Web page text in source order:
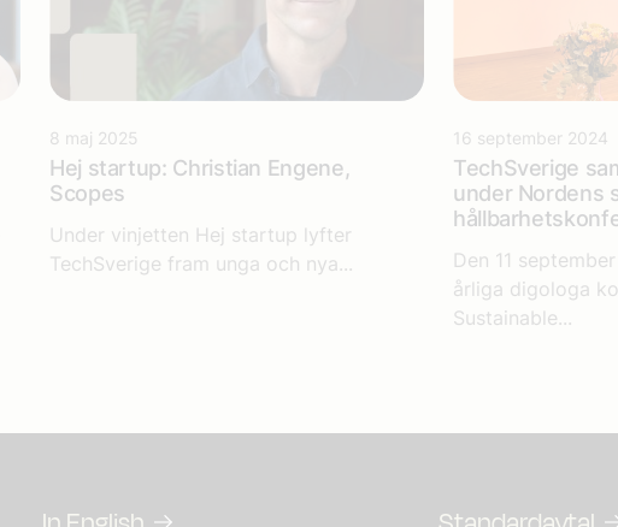
8 maj 2025
Hej startup: Christian Engene,
Scopes
Under vinjetten Hej startup lyfter
TechSverige fram unga och nya...
16 september 2024
TechSverige
under Nordens
Den 11
årliga digologa
Sustainable...